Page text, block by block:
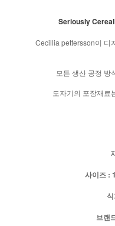
Seriously
Cecillia pettersson이 디
모든 생산 공정 방
도자기의 포장재료
사이즈 :
브랜